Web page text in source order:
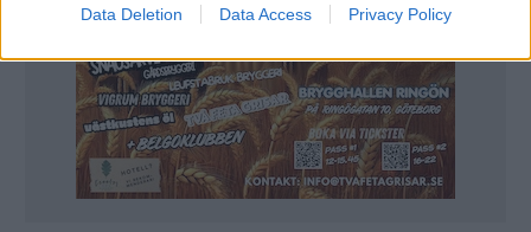
Data Deletion Data Access Privacy Policy